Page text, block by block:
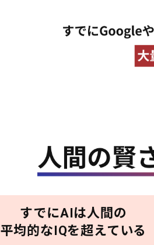
すでにAIは人間の
平均的なIQを超えている